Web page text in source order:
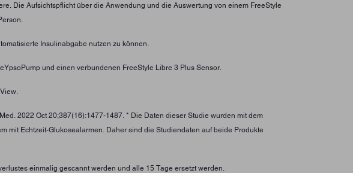
Die Aufsichtspflicht über die Anwendung und die Auswertung von einem FreeStyle
Insulinabgabe nutzen zu können.
und einen verbundenen FreeStyle Libre 3 Plus Sensor.
2022 Oct 20;387(16):1477-1487. * Die Daten dieser Studie wurden mit dem
mit Echtzeit-Glukosealarmen. Daher sind die Studiendaten auf beide Produkte
einmalig gescannt werden und alle 15 Tage ersetzt werden.